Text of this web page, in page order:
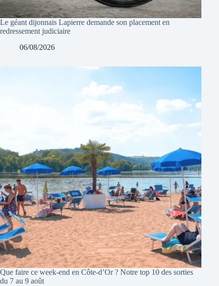
Le géant dijonnais Lapierre demande son placement en
redressement judiciaire
06/08/2026
Que faire ce week-end en Côte-d’Or ? Notre top 10 des sorties
du 7 au 9 août